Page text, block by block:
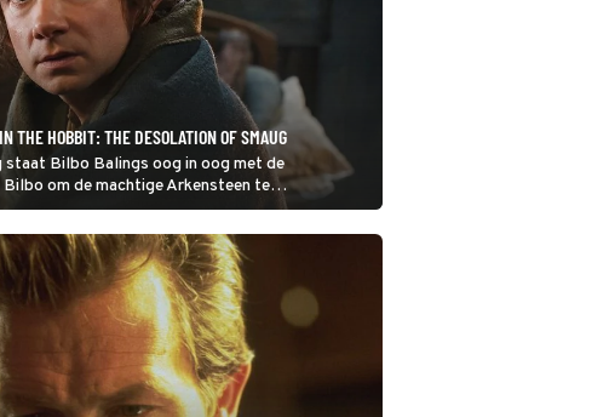
THE HOBBIT: THE DESOLATION OF SMAUG
Bilbo Balings oog in oog met de
om de machtige Arkensteen te